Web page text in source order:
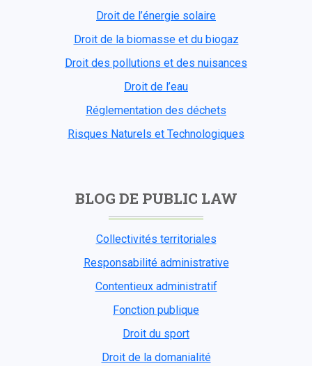
Droit de l’énergie solaire
Droit de la biomasse et du biogaz
Droit des pollutions et des nuisances
Droit de l’eau
Réglementation des déchets
Risques Naturels et Technologiques
BLOG DE PUBLIC LAW
Collectivités territoriales
Responsabilité administrative
Contentieux administratif
Fonction publique
Droit du sport
Droit de la domanialité